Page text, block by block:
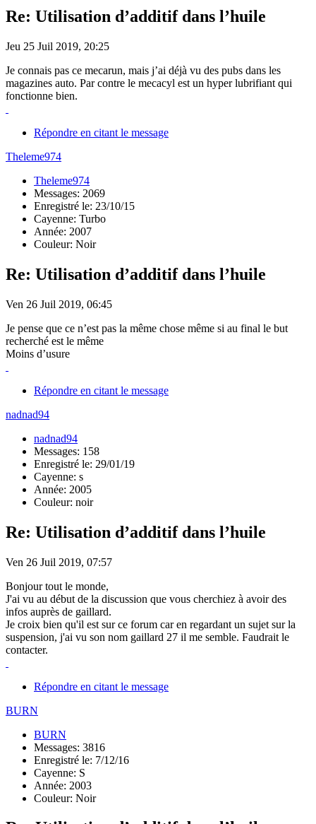
Re: Utilisation d’additif dans l’huile
Jeu 25 Juil 2019, 20:25
Je connais pas ce mecarun, mais j’ai déjà vu des pubs dans les
magazines auto. Par contre le mecacyl est un hyper lubrifiant qui
fonctionne bien.
Répondre en citant le message
Theleme974
Theleme974
Messages: 2069
Enregistré le: 23/10/15
Cayenne: Turbo
Année: 2007
Couleur: Noir
Re: Utilisation d’additif dans l’huile
Ven 26 Juil 2019, 06:45
Je pense que ce n’est pas la même chose même si au final le but
recherché est le même
Moins d’usure
Répondre en citant le message
nadnad94
nadnad94
Messages: 158
Enregistré le: 29/01/19
Cayenne: s
Année: 2005
Couleur: noir
Re: Utilisation d’additif dans l’huile
Ven 26 Juil 2019, 07:57
Bonjour tout le monde,
J'ai vu au début de la discussion que vous cherchiez à avoir des
infos auprès de gaillard.
Je croix bien qu'il est sur ce forum car en regardant un sujet sur la
suspension, j'ai vu son nom gaillard 27 il me semble. Faudrait le
contacter.
Répondre en citant le message
BURN
BURN
Messages: 3816
Enregistré le: 7/12/16
Cayenne: S
Année: 2003
Couleur: Noir